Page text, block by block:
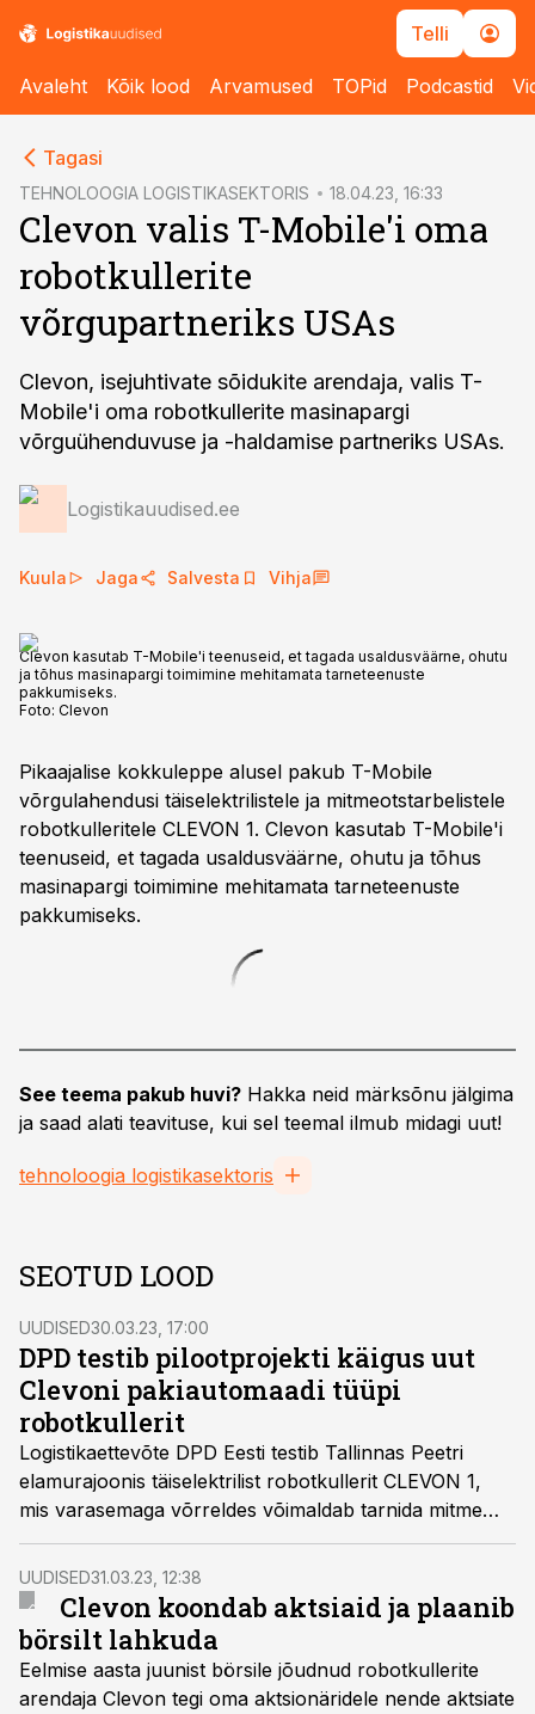
Telli
Avaleht Kõik lood Arvamused TOPid Podcastid
Tagasi
TEHNOLOOGIA LOGISTIKASEKTORIS 18.04.23, 16:33
Clevon valis T-Mobile'i oma
robotkullerite
võrgupartneriks USAs
Clevon, isejuhtivate sõidukite arendaja, valis T-
Mobile'i oma robotkullerite masinapargi
võrguühenduvuse ja -haldamise partneriks USAs.
Logistikauudised.ee
Kuula Jaga Salvesta Vihja
Clevon kasutab T-Mobile'i teenuseid, et tagada usaldusväärne, ohutu
ja tõhus masinapargi toimimine mehitamata tarneteenuste
pakkumiseks.
Foto: Clevon
Pikaajalise kokkuleppe alusel pakub T-Mobile
võrgulahendusi täiselektrilistele ja mitmeotstarbelistele
robotkulleritele CLEVON 1. Clevon kasutab T-Mobile'i
teenuseid, et tagada usaldusväärne, ohutu ja tõhus
masinapargi toimimine mehitamata tarneteenuste
pakkumiseks.
See teema pakub huvi? Hakka neid märksõnu jälgima
ja saad alati teavituse, kui sel teemal ilmub midagi uut!
tehnoloogia logistikasektoris
SEOTUD LOOD
UUDISED30.03.23, 17:00
DPD testib pilootprojekti käigus uut
Clevoni pakiautomaadi tüüpi
robotkullerit
Logistikaettevõte DPD Eesti testib Tallinnas Peetri
elamurajoonis täiselektrilist robotkullerit CLEVON 1,
mis varasemaga võrreldes võimaldab tarnida mitme
kliendi pakke korraga. Pilootprojekti eesmärk on
mõista, millised on võimalused autonoomsete sõidukite
integreerimiseks tavapäraste logistikalahenduste hulka.
UUDISED31.03.23, 12:38
Clevon koondab aktsiaid ja plaanib
börsilt lahkuda
Eelmise aasta juunist börsile jõudnud robotkullerite
arendaja Clevon tegi oma aktsionäridele nende aktsiate